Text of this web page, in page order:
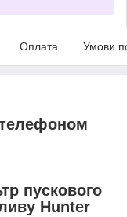
Оплата Умови
пускового
Hunter